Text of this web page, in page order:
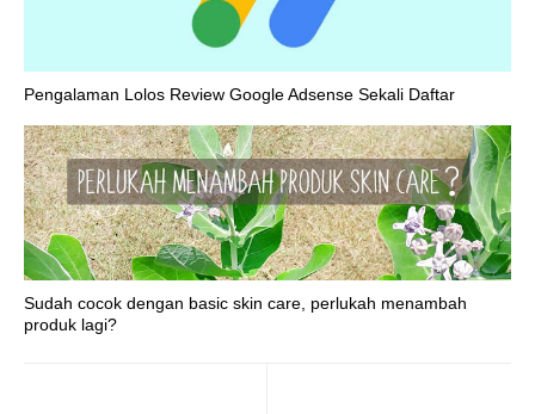
Pengalaman Lolos Review Google Adsense Sekali Daftar
Sudah cocok dengan basic skin care, perlukah menambah
produk lagi?